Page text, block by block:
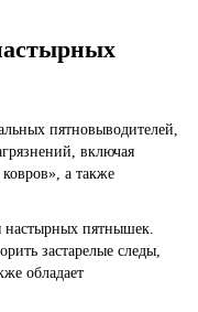
пятновыводителей,
включая
а также
настырных пятнышек.
застарелые следы,
обладает